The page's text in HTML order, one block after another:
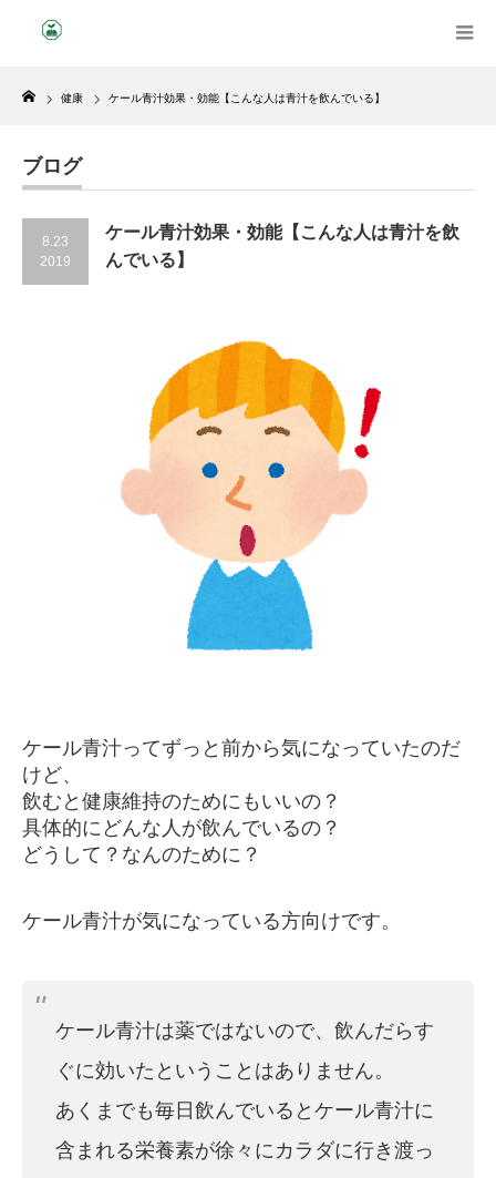
Home
健康 ケール青汁効果・効能【こんな人は青汁を飲んでいる】
ブログ
8.23
2019
ケール青汁効果・効能【こんな人は青汁を飲
んでいる】
ケール青汁ってずっと前から気になっていたのだ
けど、
飲むと健康維持のためにもいいの？
具体的にどんな人が飲んでいるの？
どうして？なんのために？
ケール青汁が気になっている方向けです。
ケール青汁は薬ではないので、飲んだらす
ぐに効いたということはありません。
あくまでも毎日飲んでいるとケール青汁に
含まれる栄養素が徐々にカラダに行き渡っ